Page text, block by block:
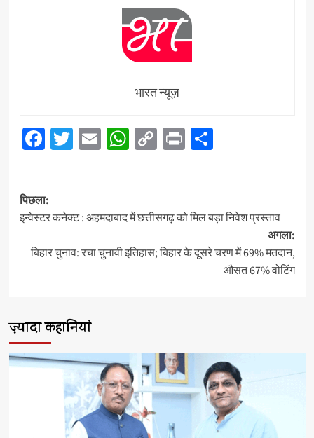
भारत न्यूज़
Facebook
Twitter
EmailWhatsApp
Copy
PrintShare
पोस्ट
नेविगेशन
पिछला:
इन्वेस्टर कनेक्ट : अहमदाबाद में छत्तीसगढ़ को मिल बड़ा निवेश प्रस्ताव
अगला:
बिहार चुनाव: रचा चुनावी इतिहास; बिहार के दूसरे चरण में 69% मतदान,
औसत 67% वोटिंग
ज़्यादा कहानियां